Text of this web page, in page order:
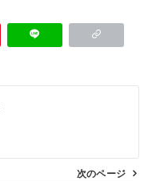
次のページ